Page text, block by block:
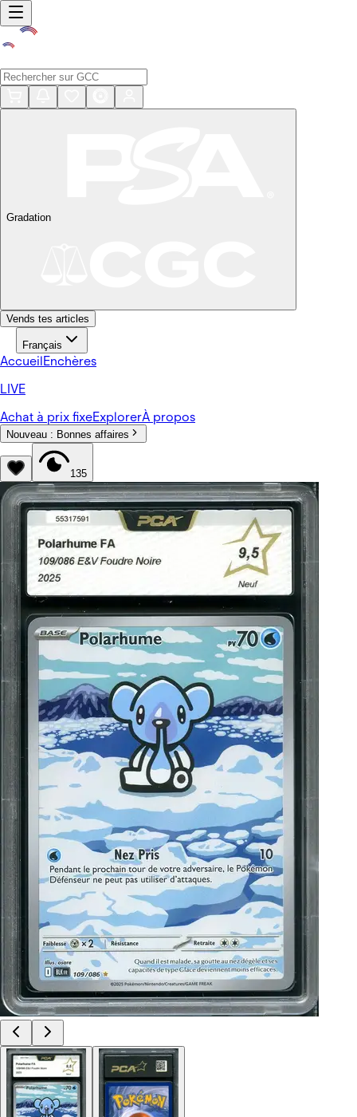
Gradation
Vends tes articles
Français
AccueilEnchères
LIVE
Achat à prix fixeExplorerÀ propos
Nouveau : Bonnes affaires
135